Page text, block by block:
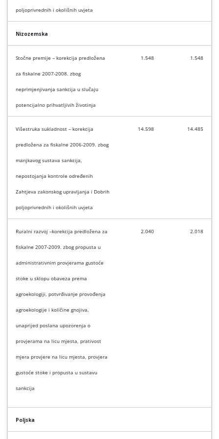
poljoprivrednih i okolišnih uvjeta
Nizozemska
Stočne premije – korekcija predložena
za fiskalne 2007-2008. zbog
neprimjenjivanja sankcija u slučaju
potencijalno prihvatljivih životinja
1.548 1.548
Višestruka sukladnost – korekcija
predložena za fiskalne 2006-2009. zbog
manjkavog sustava sankcija,
nepostojanja kontrole određenih
Zahtjeva zakonskog upravljanja i Dobrih
poljoprivrednih i okolišnih uvjeta
14.598 14.485
Ruralni razvoj –korekcija predložena za
fiskalne 2007-2009. zbog propusta u
administrativnim provjerama gustoće
stoke u sklopu obaveza prema
agroekologiji, potvrđivanje provođenja
agroekologije i količine gnojiva,
unaprijed poslana upozorenja o
provjerama na licu mjesta, prativost
mjera provjere na licu mjesta, provjera
gustoće stoke i propusta u sustavu
sankcija
2.040 2.018
Poljska